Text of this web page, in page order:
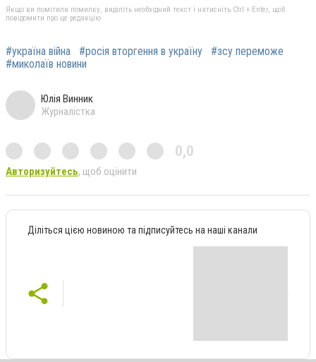
Якщо ви помітили помилку, виділіть необхідний текст і натисніть Ctrl + Enter, щоб
повідомити про це редакцію
#україна війна #росія вторгення в україну
#зсу переможе
#миколаїв новини
Юлія Винник
Журналістка
0,0
Авторизуйтесь, щоб оцінити
Діліться цією новиною та підписуйтесь на наші канали